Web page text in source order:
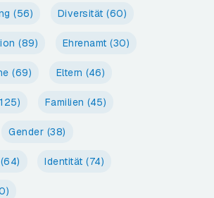
(56) Diversität (60)
(89) Ehrenamt (30)
(69) Eltern (46)
Familien (45)
Gender (38)
(64) Identität (74)